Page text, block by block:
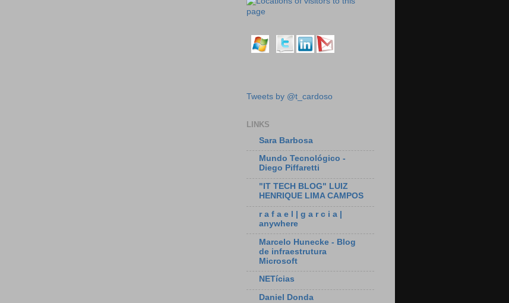
Tweets by @t_cardoso
LINKS
Sara Barbosa
Mundo Tecnológico -
Diego Piffaretti
"IT TECH BLOG" LUIZ
HENRIQUE LIMA CAMPOS
r a f a e l | g a r c i a |
anywhere
Marcelo Hunecke - Blog
de infraestrutura
Microsoft
NETícias
Daniel Donda